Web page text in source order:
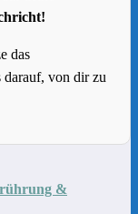
das
darauf, von dir zu
&